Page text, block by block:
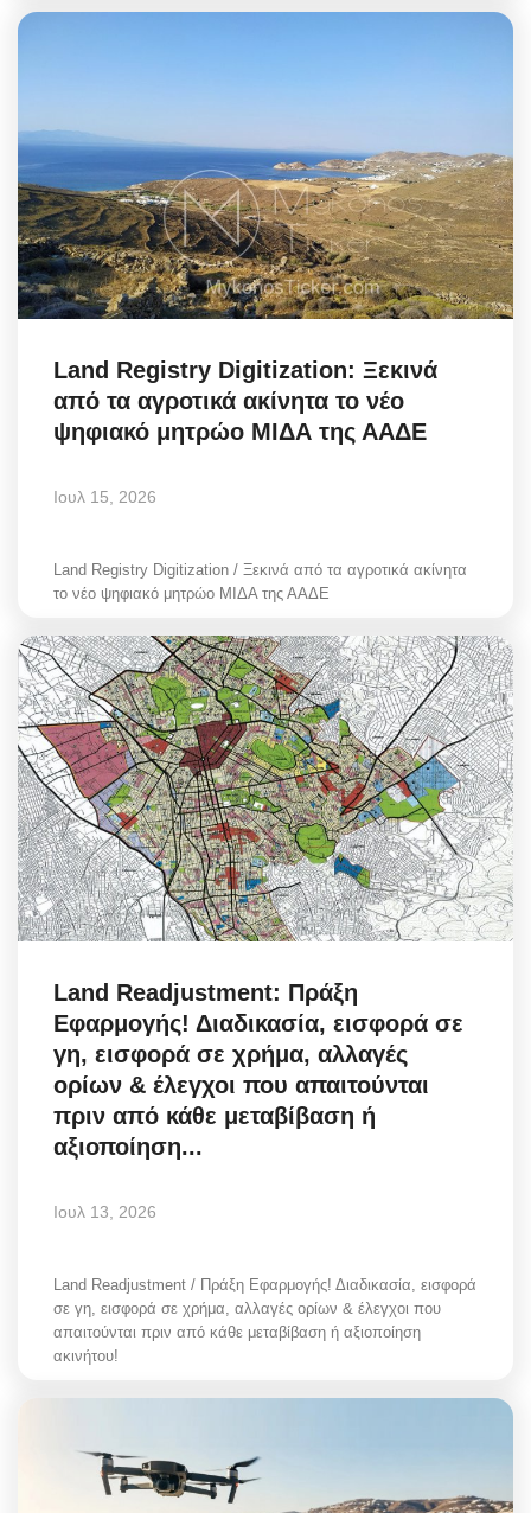
Land Registry Digitization: Ξεκινά
από τα αγροτικά ακίνητα το νέο
ψηφιακό μητρώο ΜΙΔΑ της ΑΑΔΕ
Ιουλ 15, 2026
Land Registry Digitization / Ξεκινά από τα αγροτικά ακίνητα
το νέο ψηφιακό μητρώο ΜΙΔΑ της ΑΑΔΕ
Land Readjustment: Πράξη
Εφαρμογής! Διαδικασία, εισφορά σε
γη, εισφορά σε χρήμα, αλλαγές
ορίων & έλεγχοι που απαιτούνται
πριν από κάθε μεταβίβαση ή
αξιοποίηση...
Ιουλ 13, 2026
Land Readjustment / Πράξη Εφαρμογής! Διαδικασία, εισφορά
σε γη, εισφορά σε χρήμα, αλλαγές ορίων & έλεγχοι που
απαιτούνται πριν από κάθε μεταβίβαση ή αξιοποίηση
ακινήτου!